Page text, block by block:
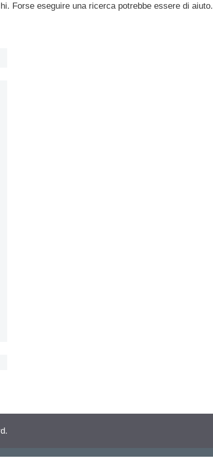
Forse eseguire una ricerca potrebbe essere di aiuto.